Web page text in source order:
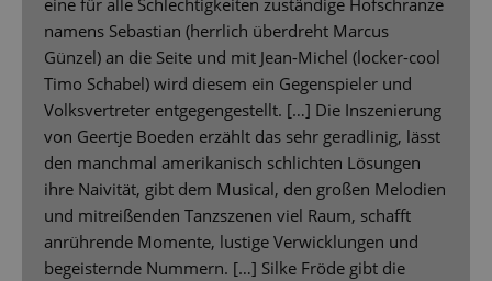
namens Sebastian (herrlich überdreht Marcus
Günzel) an die Seite und mit Jean-Michel (locker-cool
Timo Schabel) wird diesem ein Gegenspieler und
Volksvertreter entgegengestellt. […] Die Inszenierung
von Geertje Boeden erzählt das sehr geradlinig, lässt
den manchmal amerikanisch schlichten Lösungen
ihre Naivität, gibt dem Musical, den großen Melodien
und mitreißenden Tanzszenen viel Raum, schafft
anrührende Momente, lustige Verwicklungen und
begeisternde Nummern. […] Silke Fröde gibt die